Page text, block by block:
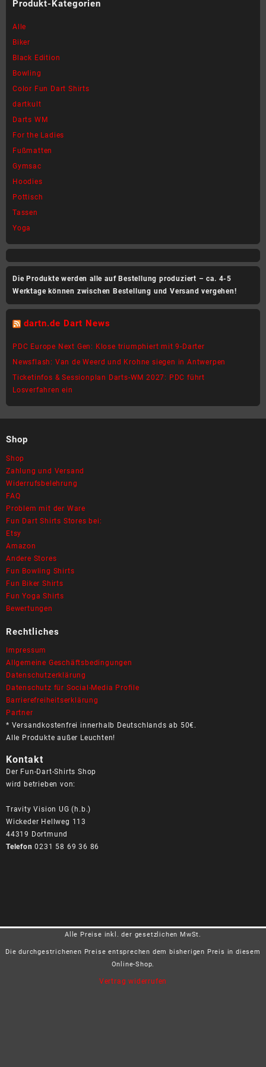
mehrere
Die
Optionen
können
Produktseite
gewählt
werden
Produkt-Kategorien
Alle
Biker
Black Edition
Bowling
Color Fun Dart Shirts
dartkult
Darts WM
For the Ladies
Fußmatten
Gymsac
Hoodies
Pottisch
Tassen
Yoga
Die Produkte werden alle auf Bestellung produziert – ca. 4-5
Werktage können zwischen Bestellung und Versand vergehen!
dartn.de Dart News
PDC Europe Next Gen: Klose triumphiert mit 9-Darter
Newsflash: Van de Weerd und Krohne siegen in Antwerpen
Ticketinfos & Sessionplan Darts-WM 2027: PDC führt
Losverfahren ein
Shop
Shop
Zahlung und Versand
Widerrufsbelehrung
FAQ
Problem mit der Ware
Fun Dart Shirts Stores bei:
Etsy
Amazon
Andere Stores
Fun Bowling Shirts
Fun Biker Shirts
Fun Yoga Shirts
Bewertungen
Rechtliches
Impressum
Allgemeine Geschäftsbedingungen
Datenschutzerklärung
Datenschutz für Social-Media Profile
Barrierefreiheitserklärung
Partner
* Versandkostenfrei innerhalb Deutschlands ab 50€.
Alle Produkte außer Leuchten!
Kontakt
Der Fun-Dart-Shirts Shop
wird betrieben von:
Travity Vision UG (h.b.)
Wickeder Hellweg 113
44319 Dortmund
Telefon 0231 58 69 36 86
Alle Preise inkl. der gesetzlichen MwSt.
Die durchgestrichenen Preise entsprechen dem bisherigen Preis in diesem
Online-Shop.
Vertrag widerrufen